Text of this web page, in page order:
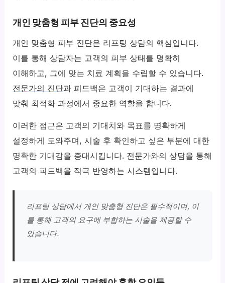
개인 맞춤형 피부 진단의 중요성
개인 맞춤형 피부 진단은 리프팅 상담의 핵심입니다.
이를 통해 상담자는 고객의 피부 상태를 명확히
이해하고, 그에 맞는 치료 계획을 수립할 수 있습니다.
전문가의 진단과 피드백은 고객이 기대하는 결과에
맞춰 최적화 과정에서 중요한 역할을 합니다.
이러한 접근은 고객의 기대치와 목표를 명확하게
설정하게 도와주며, 시술 후 확인하고 싶은 부분에 대한
명확한 기대감을 증대시킵니다. 전문가와의 상담을 통해
고객의 피드백을 적극 반영하는 시스템입니다.
리프팅 상담에서 개인 맞춤형 진단은 필수적이며, 이
를 통해 고객의 요구에 부합하는 시술을 제공할 수
있습니다.